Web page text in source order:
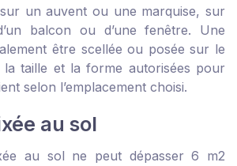
un auvent ou une marquise, sur
balcon ou d’une fenêtre. Une
être scellée ou posée sur le
la taille et la forme autorisées pour
selon l’emplacement choisi.
au sol
au sol ne peut dépasser 6 m2